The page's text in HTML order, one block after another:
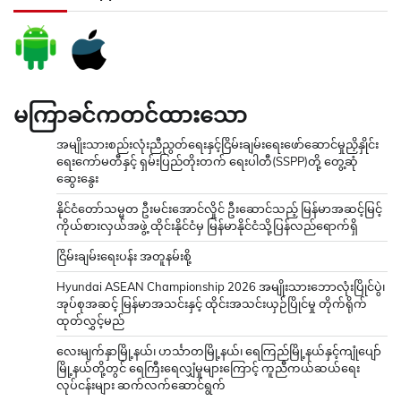
မကြာခင်ကတင်ထားသော
အမျိုးသားစည်းလုံးညီညွတ်ရေးနှင့်ငြိမ်းချမ်းရေးဖော်ဆောင်မှုညှိနှိုင်း
ရေးကော်မတီနှင့် ရှမ်းပြည်တိုးတက် ရေးပါတီ(SSPP)တို့ တွေ့ဆုံ
ဆွေးနွေး
နိုင်ငံတော်သမ္မတ ဦးမင်းအောင်လှိုင် ဦးဆောင်သည့် မြန်မာအဆင့်မြင့်
ကိုယ်စားလှယ်အဖွဲ့ ထိုင်းနိုင်ငံမှ မြန်မာနိုင်ငံသို့ပြန်လည်ရောက်ရှိ
ငြိမ်းချမ်းရေးပန်း အတူနမ်းစို့
Hyundai ASEAN Championship 2026 အမျိုးသားဘောလုံးပြိုင်ပွဲ၊
အုပ်စုအဆင့် မြန်မာအသင်းနှင့် ထိုင်းအသင်းယှဉ်ပြိုင်မှု တိုက်ရိုက်
ထုတ်လွှင့်မည်
လေးမျက်နှာမြို့နယ်၊ ဟင်္သာတမြို့နယ်၊ ရေကြည်မြို့နယ်နှင့်ကျုံပျော်
မြို့နယ်တို့တွင် ရေကြီးရေလျှံမှုများကြောင့် ကူညီကယ်ဆယ်ရေး
လုပ်ငန်းများ ဆက်လက်ဆောင်ရွက်